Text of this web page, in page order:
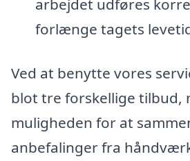
arbejdet udføres
forlænge tagets
Ved at benytte vores
blot tre forskellige tilbud,
muligheden for at
anbefalinger fra